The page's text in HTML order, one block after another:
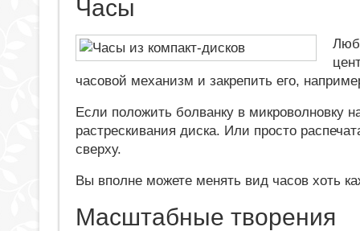
Часы
часовой механизм и закрепить его,
Если положить болванку в микроволновку
растрескивания диска. Или просто
сверху.
Вы вполне можете менять вид часов хоть
Масштабные творения